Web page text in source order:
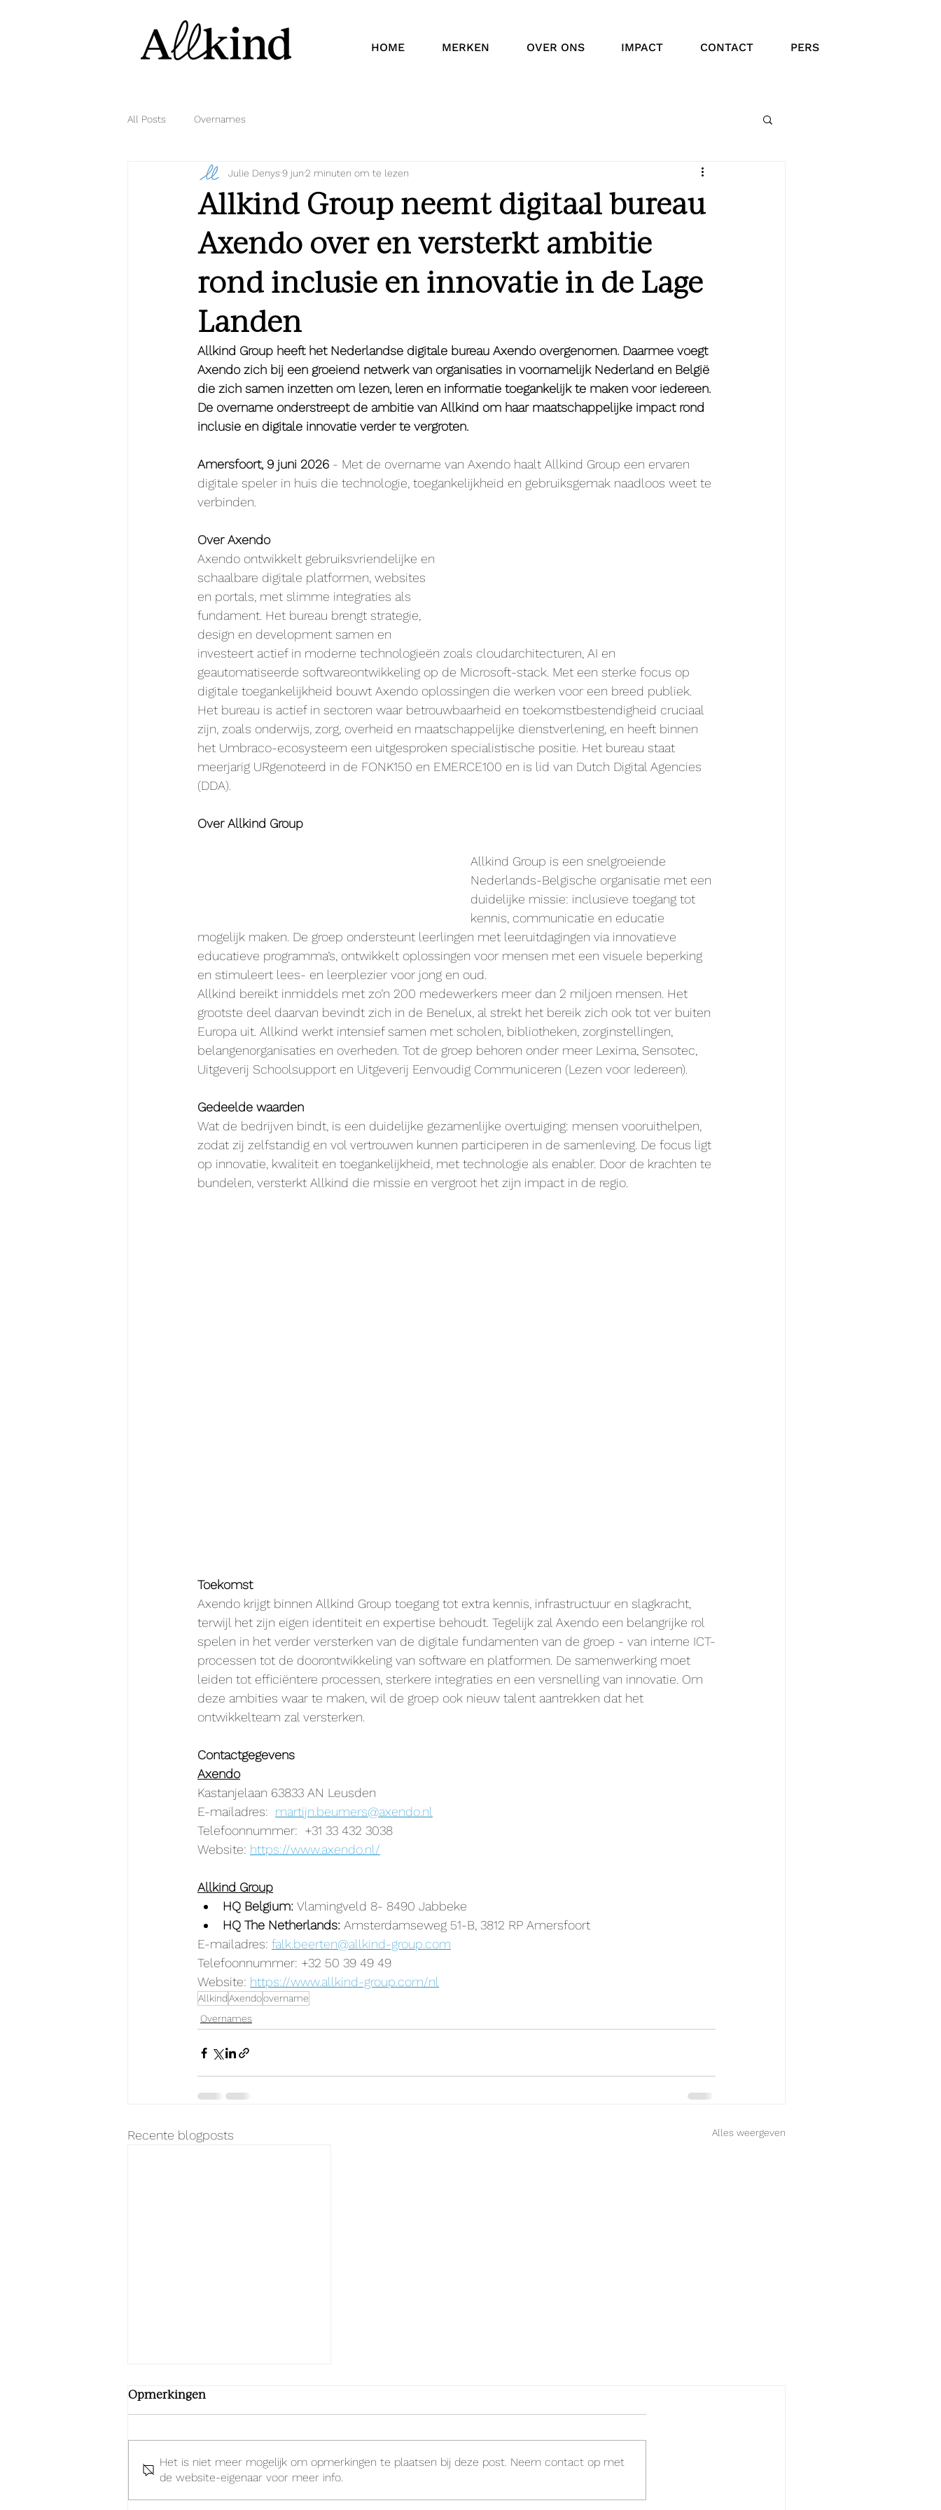
HOME MERKEN OVER ONS IMPACT CONTACT PERS
All Posts Overnames
Allkind Group neemt digitaal bureau
Axendo over en versterkt ambitie
rond inclusie en innovatie in de Lage
Landen
Julie Denys9 jun2 minuten om te lezen
Allkind Group heeft het Nederlandse digitale bureau Axendo overgenomen. Daarmee voegt
Axendo zich bij een groeiend netwerk van organisaties in voornamelijk Nederland en België
die zich samen inzetten om lezen, leren en informatie toegankelijk te maken voor iedereen.
De overname onderstreept de ambitie van Allkind om haar maatschappelijke impact rond
inclusie en digitale innovatie verder te vergroten.
Amersfoort, 9 juni 2026 - Met de overname van Axendo haalt Allkind Group een ervaren
digitale speler in huis die technologie, toegankelijkheid en gebruiksgemak naadloos weet te
verbinden.
Over Axendo
Axendo ontwikkelt gebruiksvriendelijke en
schaalbare digitale platformen, websites
en portals, met slimme integraties als
fundament. Het bureau brengt strategie,
design en development samen en
investeert actief in moderne technologieën zoals cloudarchitecturen, AI en
geautomatiseerde softwareontwikkeling op de Microsoft-stack. Met een sterke focus op
digitale toegankelijkheid bouwt Axendo oplossingen die werken voor een breed publiek.
Het bureau is actief in sectoren waar betrouwbaarheid en toekomstbestendigheid cruciaal
zijn, zoals onderwijs, zorg, overheid en maatschappelijke dienstverlening, en heeft binnen
het Umbraco-ecosysteem een uitgesproken specialistische positie. Het bureau staat
meerjarig URgenoteerd in de FONK150 en EMERCE100 en is lid van Dutch Digital Agencies
(DDA).
Over Allkind Group
Allkind Group is een snelgroeiende
Nederlands-Belgische organisatie met een
duidelijke missie: inclusieve toegang tot
kennis, communicatie en educatie
mogelijk maken. De groep ondersteunt leerlingen met leeruitdagingen via innovatieve
educatieve programma’s, ontwikkelt oplossingen voor mensen met een visuele beperking
en stimuleert lees- en leerplezier voor jong en oud.
Allkind bereikt inmiddels met zo’n 200 medewerkers meer dan 2 miljoen mensen. Het
grootste deel daarvan bevindt zich in de Benelux, al strekt het bereik zich ook tot ver buiten
Europa uit. Allkind werkt intensief samen met scholen, bibliotheken, zorginstellingen,
belangenorganisaties en overheden. Tot de groep behoren onder meer Lexima, Sensotec,
Uitgeverij Schoolsupport en Uitgeverij Eenvoudig Communiceren (Lezen voor Iedereen).
Gedeelde waarden
Wat de bedrijven bindt, is een duidelijke gezamenlijke overtuiging: mensen vooruithelpen,
zodat zij zelfstandig en vol vertrouwen kunnen participeren in de samenleving. De focus ligt
op innovatie, kwaliteit en toegankelijkheid, met technologie als enabler. Door de krachten te
bundelen, versterkt Allkind die missie en vergroot het zijn impact in de regio.
Toekomst
Axendo krijgt binnen Allkind Group toegang tot extra kennis, infrastructuur en slagkracht,
terwijl het zijn eigen identiteit en expertise behoudt. Tegelijk zal Axendo een belangrijke rol
spelen in het verder versterken van de digitale fundamenten van de groep - van interne ICT-
processen tot de doorontwikkeling van software en platformen. De samenwerking moet
leiden tot efficiëntere processen, sterkere integraties en een versnelling van innovatie. Om
deze ambities waar te maken, wil de groep ook nieuw talent aantrekken dat het
ontwikkelteam zal versterken.
Contactgegevens
Axendo
Kastanjelaan 63833 AN Leusden
E-mailadres: martijn.beumers@axendo.nl
Telefoonnummer:  +31 33 432 3038
Website: https://www.axendo.nl/
Allkind Group
HQ Belgium: Vlamingveld 8- 8490 Jabbeke
HQ The Netherlands: Amsterdamseweg 51-B, 3812 RP Amersfoort
E-mailadres: falk.beerten@allkind-group.com
Telefoonnummer: +32 50 39 49 49
Website: https://www.allkind-group.com/nl
AllkindAxendoovername
Overnames
Recente blogposts Alles weergeven
Allkind Group neemt
Opmerkingen
Het is niet meer mogelijk om opmerkingen te plaatsen bij deze post. Neem contact op met
de website-eigenaar voor meer info.